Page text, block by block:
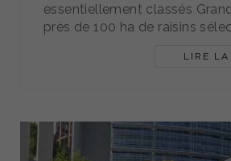
essentiellement classés
près de 100 ha de raisins
LIRE LA